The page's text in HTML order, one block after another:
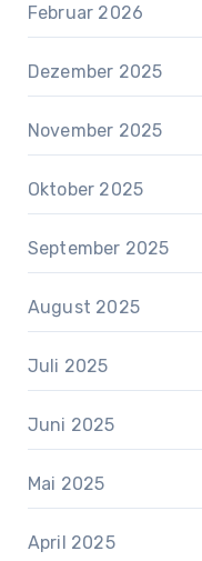
Februar 2026
Dezember 2025
November 2025
Oktober 2025
September 2025
August 2025
Juli 2025
Juni 2025
Mai 2025
April 2025